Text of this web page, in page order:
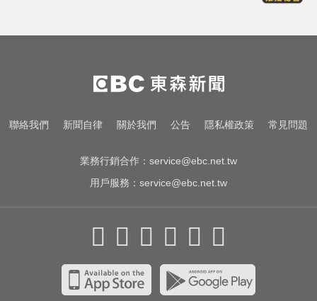
停電 沖繩5人受傷
緯創股利2度延發史上首例 金管會
說重話：考慮收回股務自辦
資深歌手「小秦漢」張海漢辭世享
聯絡我們 新聞自律 關於我們 公告 隱私權政策 常見問題
業務行銷合作： service@ebc.net.tw
用戶服務： service@ebc.net.tw